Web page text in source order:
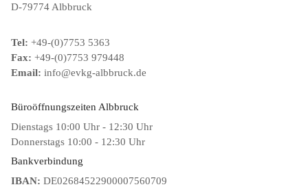
D-79774 Albbruck
Tel: +49-(0)7753 5363
Fax: +49-(0)7753 979448
Email: info@evkg-albbruck.de
Büroöffnungszeiten Albbruck
Dienstags 10:00 Uhr - 12:30 Uhr
Donnerstags 10:00 - 12:30 Uhr
Bankverbindung
IBAN: DE02684522900007560709